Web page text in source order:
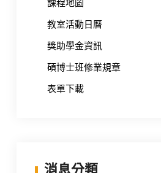
教室活動日曆
獎助學金資訊
碩博士班修業規章
表單下載